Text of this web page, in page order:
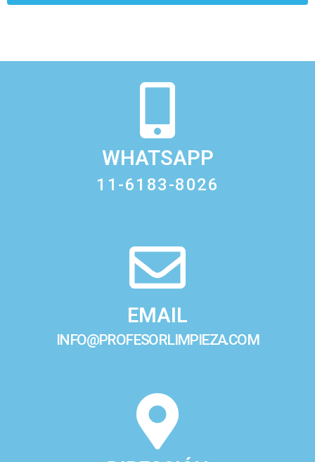
WHATSAPP
11-6183-8026
EMAIL
INFO@PROFESORLIMPIEZA.COM